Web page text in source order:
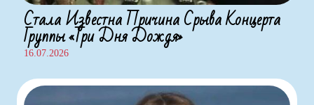
Стала Известна Причина Срыва Концерта
Группы «Три Дня Дождя»
16.07.2026